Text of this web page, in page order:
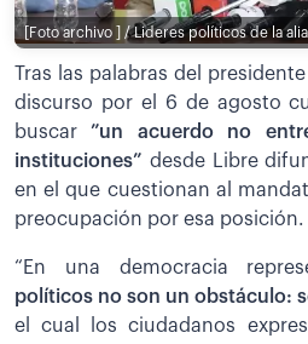
[Foto archivo ] / Lideres políticos de la
Tras las palabras del
discurso por el 6 de agosto
buscar”un acuerdo no
instituciones” desde Libre
en el que cuestionan al
preocupación por esa posición.
“En una democracia
políticos no son un obstáculo:
el cual los ciudadanos